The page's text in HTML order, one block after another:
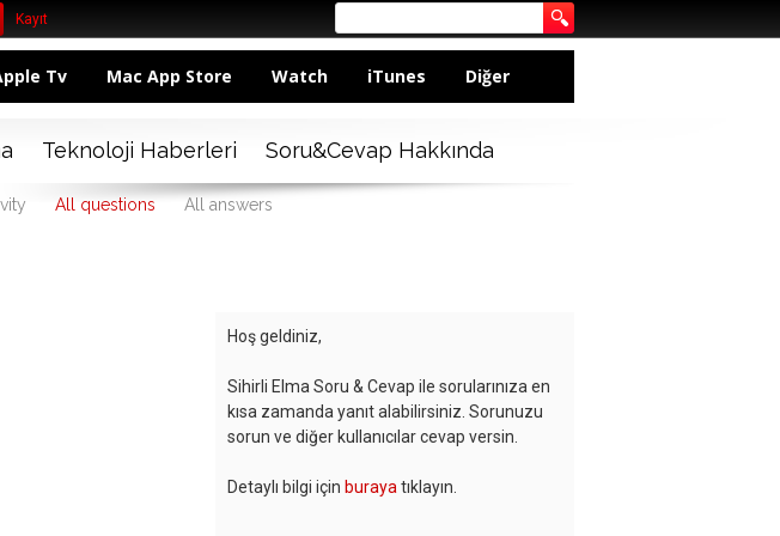
Kayıt
Tv Mac App Store Watch iTunes Diğer
Teknoloji Haberleri Soru&Cevap Hakkında
All questions All answers
Hoş geldiniz,
Sihirli Elma Soru & Cevap ile sorularınıza en
kısa zamanda yanıt alabilirsiniz. Sorunuzu
sorun ve diğer kullanıcılar cevap versin.
Detaylı bilgi için buraya tıklayın.